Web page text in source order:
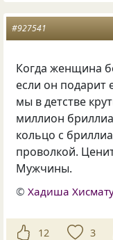
#927541
Когда женщина
если он подарит
мы в детстве
миллион
кольцо с
проволкой.
Мужчины.
©Хадиша
12 3